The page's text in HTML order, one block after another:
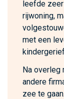
leefde
rijwoning,
met een
Na overleg
andere
zee te gaan.